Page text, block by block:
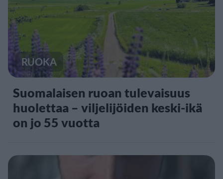
RUOKA
Suomalaisen ruoan tulevaisuus
huolettaa – viljelijöiden keski-ikä
on jo 55 vuotta